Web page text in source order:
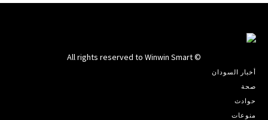
© All rights reserved to Winwin Smart
أخبار السودان
صحة
حوادث
منوعات